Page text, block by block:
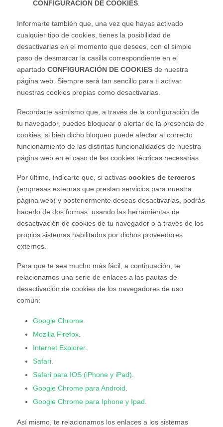
CONFIGURACIÓN DE COOKIES
Informarte también que, una vez que hayas activado
cualquier tipo de cookies, tienes la posibilidad de
desactivarlas en el momento que desees, con el simple
paso de desmarcar la casilla correspondiente en el
apartadoCONFIGURACIÓN DE COOKIESde nuestra
página web. Siempre será tan sencillo para ti activar
nuestras cookies propias como desactivarlas.
Recordarte asimismo que, a través de la configuración de
tu navegador, puedes bloquear o alertar de la presencia de
cookies, si bien dicho bloqueo puede afectar al correcto
funcionamiento de las distintas funcionalidades de nuestra
página web en el caso de las cookies técnicas necesarias.
Por último, indicarte que, si activascookies de terceros
(empresas externas que prestan servicios para nuestra
página web) y posteriormente deseas desactivarlas, podrás
hacerlo de dos formas: usando las herramientas de
desactivación de cookies de tu navegador o a través de los
propios sistemas habilitados por dichos proveedores
externos.
Para que te sea mucho más fácil, a continuación, te
relacionamos una serie de enlaces a las pautas de
desactivación de cookies de los navegadores de uso
común:
Google Chrome
Mozilla Firefox
Internet Explorer.
Safari
Safari para IOS (iPhone y iPad)
Google Chrome para Android
Google Chrome para Iphone y Ipad
Así mismo, te relacionamos los enlaces a los sistemas